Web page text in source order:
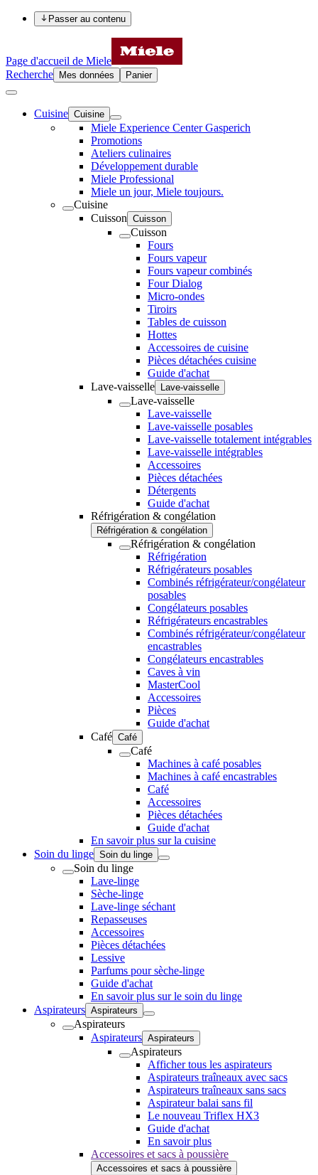
Passer au contenu
Page d'accueil de Miele
Recherche
Mes données Panier
Cuisine Cuisine
Miele Experience Center Gasperich
Promotions
Ateliers culinaires
Développement durable
Miele Professional
Miele un jour, Miele toujours.
Cuisine
Cuisson Cuisson
Cuisson
Fours
Fours vapeur
Fours vapeur combinés
Four Dialog
Micro-ondes
Tiroirs
Tables de cuisson
Hottes
Accessoires de cuisine
Pièces détachées cuisine
Guide d'achat
Lave-vaisselle
Lave-vaisselle
Lave-vaisselle
Lave-vaisselle
Lave-vaisselle posables
Lave-vaisselle totalement intégrables
Lave-vaisselle intégrables
Accessoires
Pièces détachées
Détergents
Guide d'achat
Réfrigération & congélation
Réfrigération & congélation
Réfrigération & congélation
Réfrigération
Réfrigérateurs posables
Combinés réfrigérateur/congélateur
posables
Congélateurs posables
Réfrigérateurs encastrables
Combinés réfrigérateur/congélateur
encastrables
Congélateurs encastrables
Caves à vin
MasterCool
Accessoires
Pièces
Guide d'achat
Café Café
Café
Machines à café posables
Machines à café encastrables
Café
Accessoires
Pièces détachées
Guide d'achat
En savoir plus sur la cuisine
Soin du linge Soin du linge
Soin du linge
Lave-linge
Sèche-linge
Lave-linge séchant
Repasseuses
Accessoires
Pièces détachées
Lessive
Parfums pour sèche-linge
Guide d'achat
En savoir plus sur le soin du linge
Aspirateurs Aspirateurs
Aspirateurs
Aspirateurs Aspirateurs
Aspirateurs
Afficher tous les aspirateurs
Aspirateurs traîneaux avec sacs
Aspirateurs traîneaux sans sacs
Aspirateur balai sans fil
Le nouveau Triflex HX3
Guide d'achat
En savoir plus
Accessoires et sacs à poussière
Accessoires et sacs à poussière